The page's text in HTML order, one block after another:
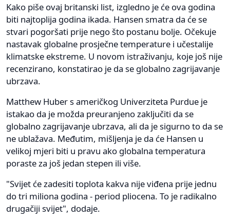
Kako piše ovaj britanski list, izgledno je će ova godina
biti najtoplija godina ikada. Hansen smatra da će se
stvari pogoršati prije nego što postanu bolje. Očekuje
nastavak globalne prosječne temperature i učestalije
klimatske ekstreme. U novom istraživanju, koje još nije
recenzirano, konstatirao je da se globalno zagrijavanje
ubrzava.
Matthew Huber s američkog Univerziteta Purdue je
istakao da je možda preuranjeno zaključiti da se
globalno zagrijavanje ubrzava, ali da je sigurno to da se
ne ublažava. Međutim, mišljenja je da će Hansen u
velikoj mjeri biti u pravu ako globalna temperatura
poraste za još jedan stepen ili više.
"Svijet će zadesiti toplota kakva nije viđena prije jednu
do tri miliona godina - period pliocena. To je radikalno
drugačiji svijet", dodaje.